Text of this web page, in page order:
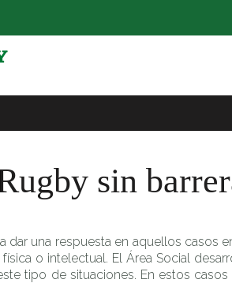
sin
dar una respuesta en aquellos casos
o intelectual. El Área Social
tipo de situaciones. En estos